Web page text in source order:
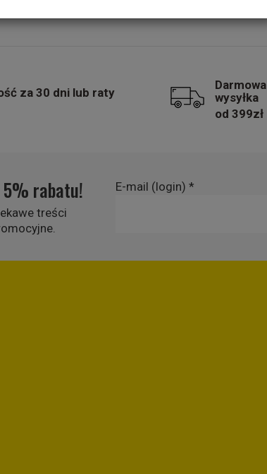
za 30 dni lub raty
Darmowa
wysyłka
od 399zł
5% rabatu!
treści
E-mail (login) *